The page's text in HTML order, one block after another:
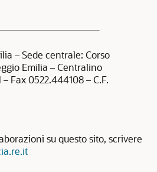
– Sede centrale: Corso
Emilia – Centralino
Fax 0522.444108 – C.F.
su questo sito, scrivere